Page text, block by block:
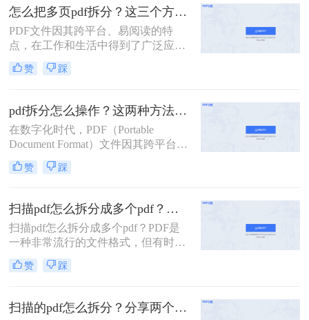
成单页文件。
怎么把多页pdf拆分？这三个方法教你轻松拆分！
PDF文件因其跨平台、易阅读的特
点，在工作和生活中得到了广泛应
用。然而，有时我们需要将多页的
PDF文件拆分成单独页面或多个部
么把多页pdf拆分呢？本文将介绍三种
拆分多页PDF文件的实用方法，帮助
您轻松应对各种拆分需求。
赞 踩
pdf拆分怎么操作？这两种方法简单好用！
在数字化时代，PDF（Portable
Document Format）文件因其跨平台兼
容性和内容稳定性而广受欢迎。然
而，有时我们需要对大型PDF文件进
分割成更小的单元，以便于管理、分
享或编辑。那么PDF拆分怎么操作
呢？本文将为您介绍几种常见的PDF
拆分方法，帮助您轻松完成这项任
务。
赞 踩
扫描pdf怎么拆分成多个pdf？这三种PDF拆分方法轻松搞定！
扫描pdf怎么拆分成多个pdf？PDF是
一种非常流行的文件格式，但有时候
我们需要将一个大的PDF文件拆分成
多个小的文件，以便于管理和分享。
法。
赞 踩
扫描的pdf怎么拆分？分享两个实用拆分的方法！